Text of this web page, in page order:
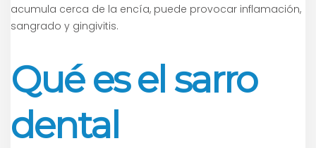
acumula cerca de la encía, puede provocar inflamación,
sangrado y gingivitis.
Qué es el sarro
dental